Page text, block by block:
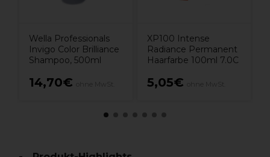
Wella Professionals
Invigo Color Brilliance
Shampoo, 500ml
14,70€
XP100 Intense
Radiance Permanent
Haarfarbe 100ml 7.0C
5,05€